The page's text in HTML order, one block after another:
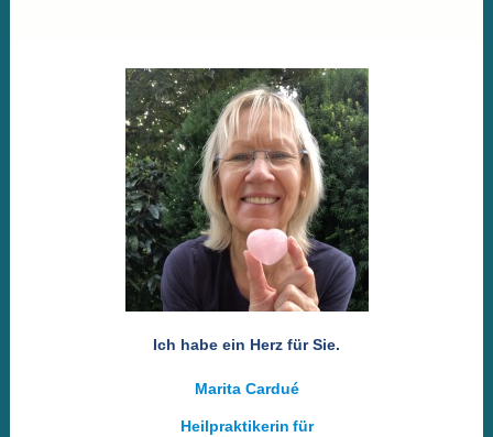
Ich habe ein Herz für Sie.
Marita Cardué
Heilpraktikerin für